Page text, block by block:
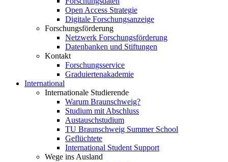
Open Access Strategie
Digitale Forschungsanzeige
Forschungsförderung
Netzwerk Forschungsförderung
Datenbanken und Stiftungen
Kontakt
Forschungsservice
Graduiertenakademie
International
Internationale Studierende
Warum Braunschweig?
Studium mit Abschluss
Austauschstudium
TU Braunschweig Summer School
Geflüchtete
International Student Support
Wege ins Ausland